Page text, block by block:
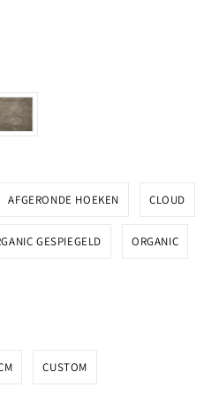
AFGERONDE HOEKEN CLOUD
GESPIEGELD ORGANIC
CUSTOM